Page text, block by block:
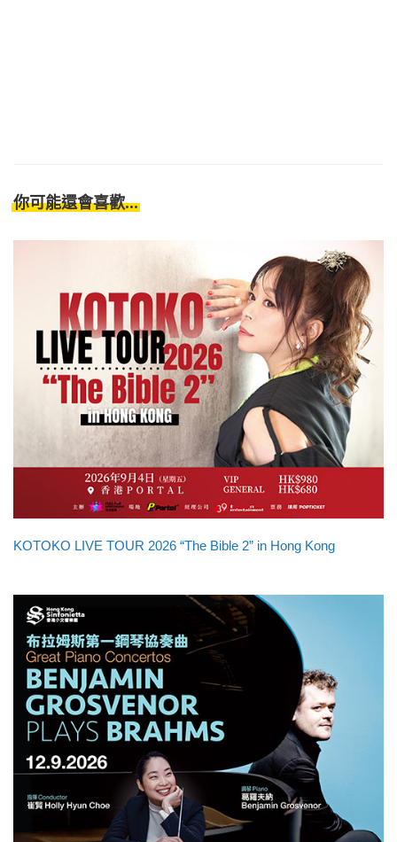
你可能還會喜歡...
KOTOKO LIVE TOUR 2026 “The Bible 2” in Hong Kong